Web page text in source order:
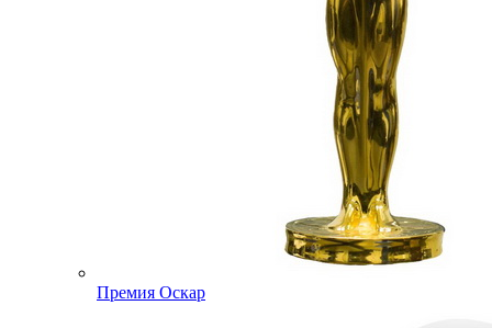
Премия Оскар